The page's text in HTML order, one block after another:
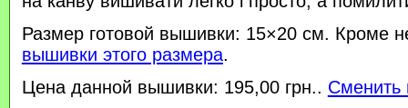
Размер готовой вышивки: 15×20 см. Кроме
вышивки этого размера.
Цена данной вышивки: 195,00 грн.. Сменить